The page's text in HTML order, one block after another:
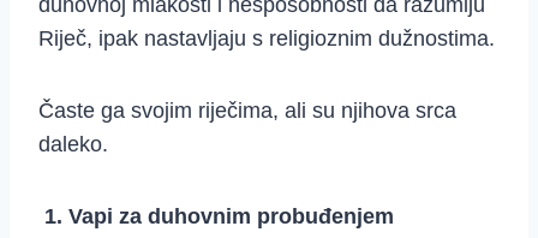
duhovnoj mlakosti i nesposobnosti da razumiju
Riječ, ipak nastavljaju s religioznim dužnostima.
Časte ga svojim riječima, ali su njihova srca
daleko.
1. Vapi za duhovnim probuđenjem